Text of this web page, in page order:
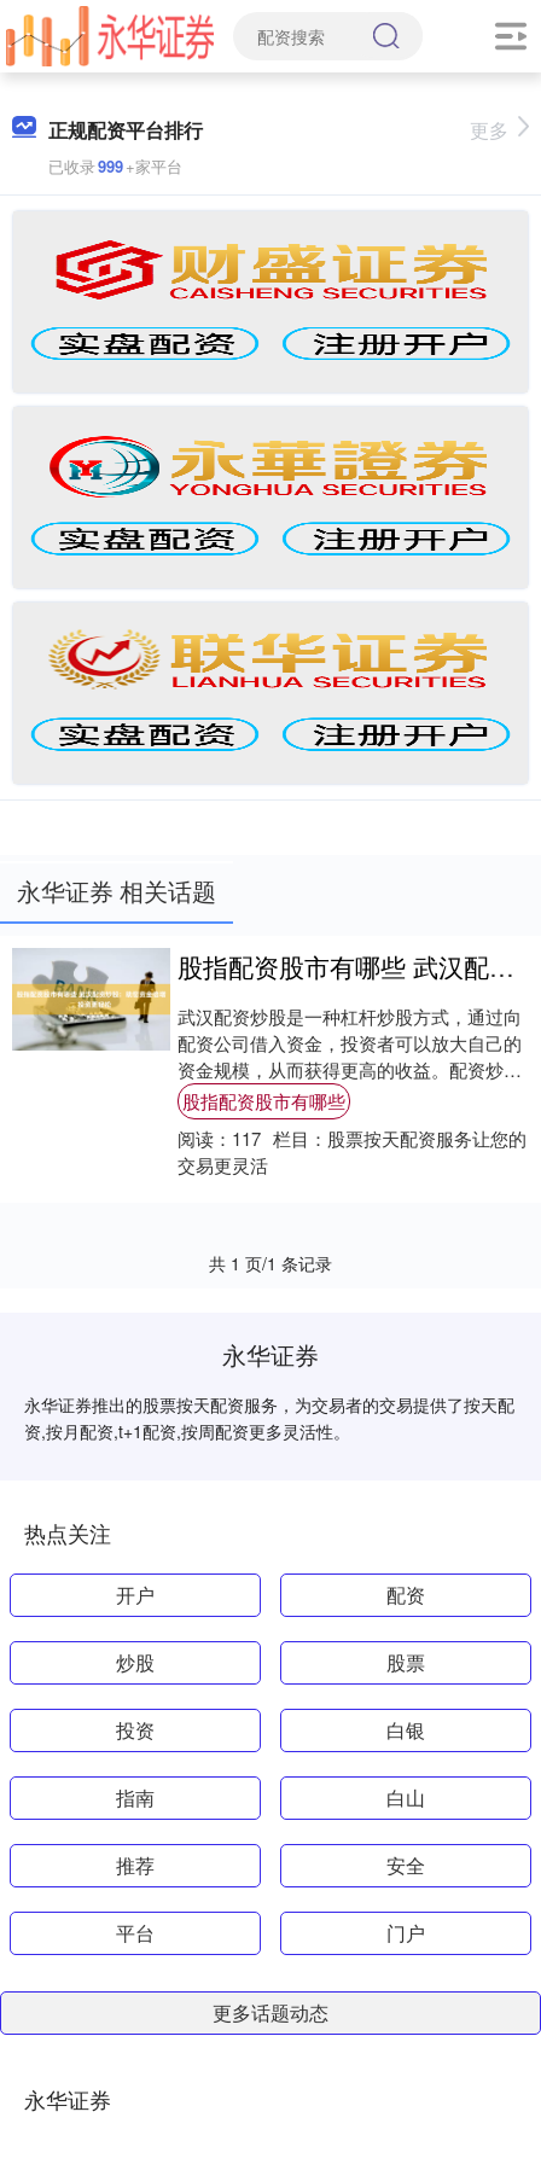
正规配资平台排行
已收录999+家平台
更多
永华证券 相关话题
股指配资股市有哪些 武汉配资炒股：助您资金倍增，投资更轻松
武汉配资炒股是一种杠杆炒股方式，通过向
配资公司借入资金，投资者可以放大自己的
资金规模，从而获得更高的收益。配资炒股
具有以下优势： * **正规资质：**拥有合
法....
股指配资股市有哪些
阅读： 117 栏目： 股票按天配资服务让您的
交易更灵活
共 1 页/1 条记录
永华证券
永华证券推出的股票按天配资服务，为交易者的交易提供了按天配
资,按月配资,t+1配资,按周配资更多灵活性。
热点关注
开户 配资
炒股 股票
投资 白银
指南 白山
推荐 安全
平台 门户
更多话题动态
永华证券